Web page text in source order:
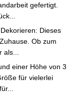
gefertigt.
Dieses
Ob zum
einer Höhe von 3
für vielerlei